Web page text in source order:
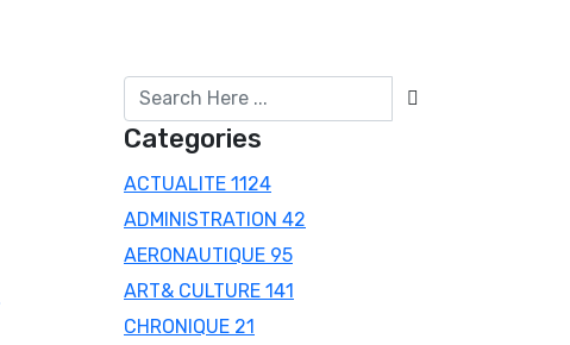
Categories
ACTUALITE 1124
ADMINISTRATION 42
AERONAUTIQUE 95
ART& CULTURE 141
CHRONIQUE 21